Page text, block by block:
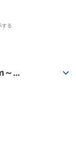
する
～